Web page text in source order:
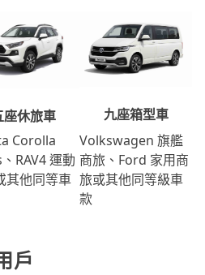
座休旅車
Corolla
RAV4 運動
其他同等車
九座箱型車
Volkswagen 旗艦
商旅、Ford 家用商
旅或其他同等級車
款
戶